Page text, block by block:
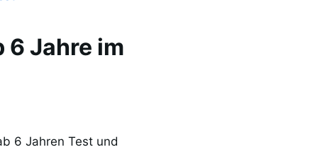
6 Jahre im
6 Jahren Test und